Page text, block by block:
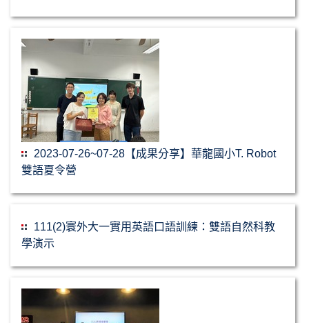
2023-07-26~07-28【成果分享】華龍國小T. Robot
雙語夏令營
111(2)寰外大一實用英語口語訓練：雙語自然科教
學演示